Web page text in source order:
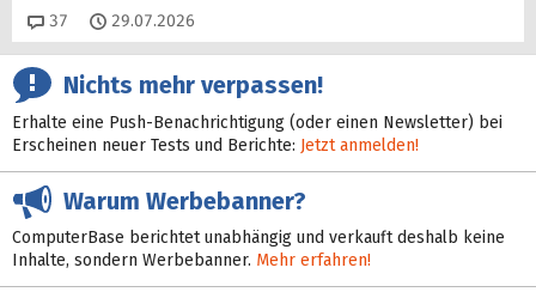
37 Kommentare
29.07.2026
Nichts mehr verpassen!
Erhalte eine Push-Benachrichtigung (oder einen Newsletter) bei
Erscheinen neuer Tests und Berichte: Jetzt anmelden!
Warum Werbebanner?
ComputerBase berichtet unabhängig und verkauft deshalb keine
Inhalte, sondern Werbebanner. Mehr erfahren!